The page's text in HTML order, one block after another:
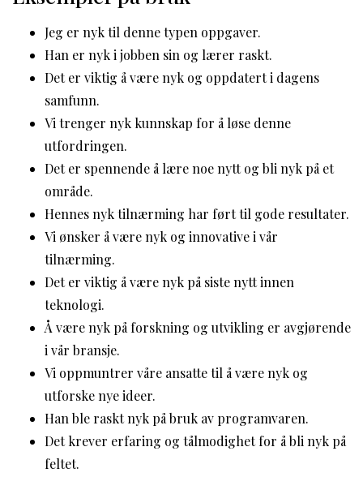
Jeg er nyk til denne typen oppgaver.
Han er nyk i jobben sin og lærer raskt.
Det er viktig å være nyk og oppdatert i dagens
samfunn.
Vi trenger nyk kunnskap for å løse denne
utfordringen.
Det er spennende å lære noe nytt og bli nyk på et
område.
Hennes nyk tilnærming har ført til gode resultater.
Vi ønsker å være nyk og innovative i vår
tilnærming.
Det er viktig å være nyk på siste nytt innen
teknologi.
Å være nyk på forskning og utvikling er avgjørende
i vår bransje.
Vi oppmuntrer våre ansatte til å være nyk og
utforske nye ideer.
Han ble raskt nyk på bruk av programvaren.
Det krever erfaring og tålmodighet for å bli nyk på
feltet.